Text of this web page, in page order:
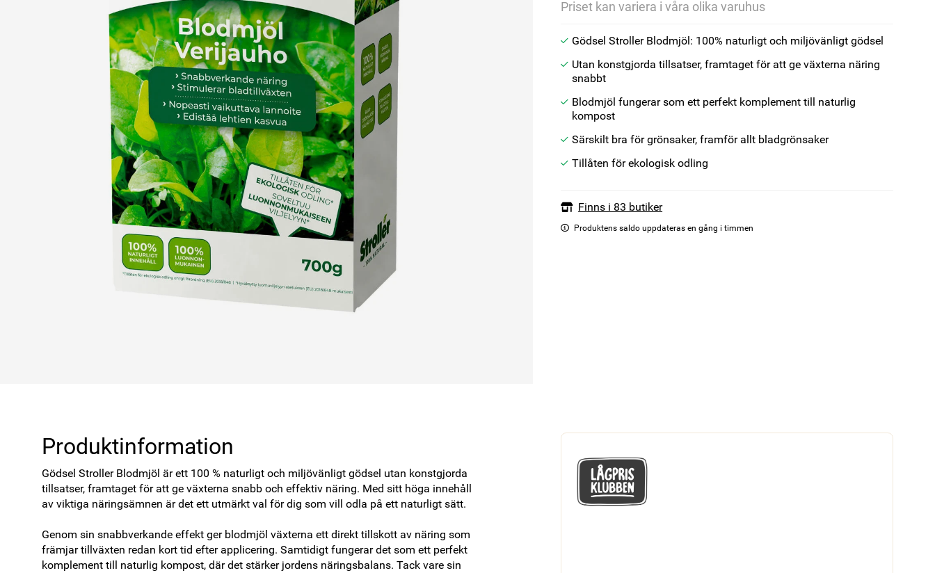
Priset kan variera i våra olika varuhus
Gödsel Stroller Blodmjöl: 100% naturligt och miljövänligt gödsel
Utan konstgjorda tillsatser, framtaget för att ge växterna näring
snabbt
Blodmjöl fungerar som ett perfekt komplement till naturlig
kompost
Särskilt bra för grönsaker, framför allt bladgrönsaker
Tillåten för ekologisk odling
Finns i 83 butiker
Produktens saldo uppdateras en gång i timmen
Produktinformation
Gödsel Stroller Blodmjöl är ett 100 % naturligt och miljövänligt gödsel utan konstgjorda
tillsatser, framtaget för att ge växterna snabb och effektiv näring. Med sitt höga innehåll
av viktiga näringsämnen är det ett utmärkt val för dig som vill odla på ett naturligt sätt.
Genom sin snabbverkande effekt ger blodmjöl växterna ett direkt tillskott av näring som
främjar tillväxten redan kort tid efter applicering. Samtidigt fungerar det som ett perfekt
komplement till naturlig kompost, där det stärker jordens näringsbalans. Tack vare sin